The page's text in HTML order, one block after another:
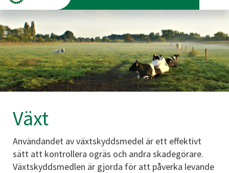
Växt
Användandet av växtskyddsmedel är ett effektivt
sätt att kontrollera ogräs och andra skadegörare.
Växtskyddsmedlen är gjorda för att påverka levande